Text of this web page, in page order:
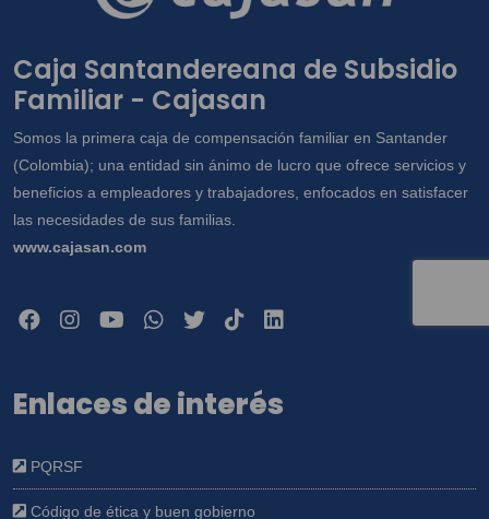
SMS, mensajes de aplicación web,
general para las demás finalidades
incorporadas en la Política de Tratamientos
de la Información dispuesta en
www.cajasan.com, la cual declaro conocer
y saber que en esta se establecen cuáles
son datos sensibles. Así mismo, conozco
que como titular me asisten los derechos a
conocer, actualizar, rectificar y suprimir mis
declaro que poseo autorización, de los
SUBSIDIO FAMILIAR "CAJASAN" les dé
consignadas en la Política.
Caja Santandereana de Subsidio
Familiar - Cajasan
Somos la primera caja de compensación familiar en Santander
(Colombia); una entidad sin ánimo de lucro que ofrece servicios y
beneficios a empleadores y trabajadores, enfocados en satisfacer
las necesidades de sus familias.
www.cajasan.com
Enlaces de interés
PQRSF
Código de ética y buen gobierno